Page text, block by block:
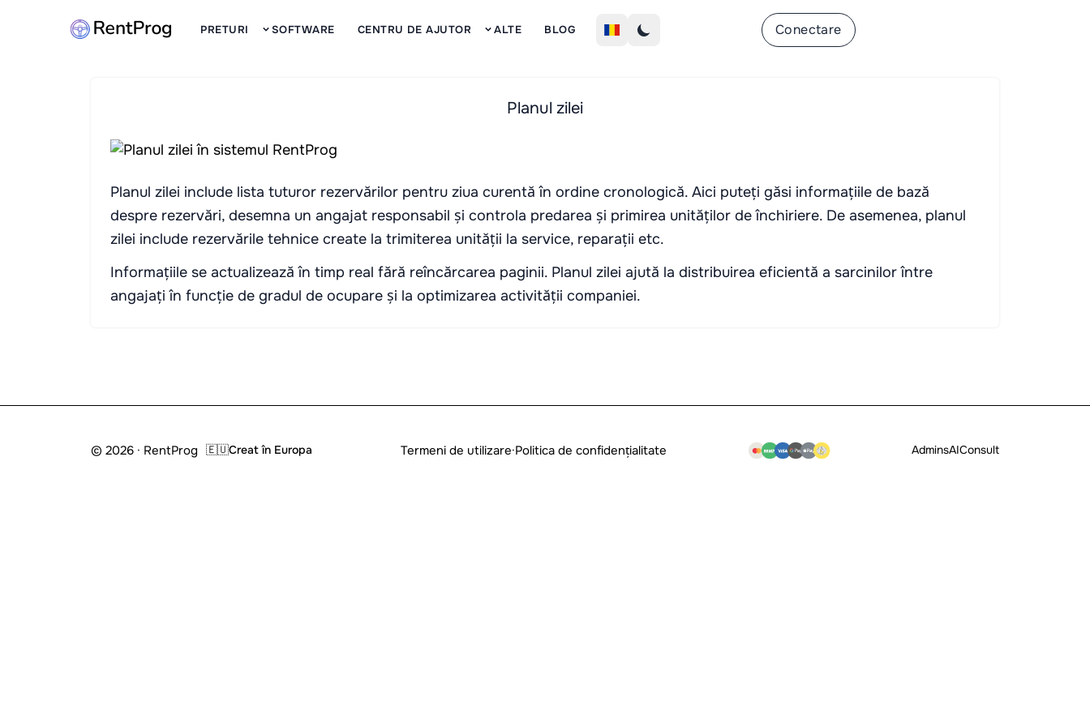
PRETURI SOFTWARE CENTRU DE AJUTOR ALTE BLOG Conectare
Planul zilei
Planul zilei include lista tuturor rezervărilor pentru ziua curentă în ordine cronologică. Aici puteți găsi informațiile de bază
despre rezervări, desemna un angajat responsabil și controla predarea și primirea unităților de închiriere. De asemenea, planul
zilei include rezervările tehnice create la trimiterea unității la service, reparații etc.
Informațiile se actualizează în timp real fără reîncărcarea paginii. Planul zilei ajută la distribuirea eficientă a sarcinilor între
angajați în funcție de gradul de ocupare și la optimizarea activității companiei.
© 2026 · RentProg 🇪🇺Creat în Europa Termeni de utilizare·Politica de confidențialitate AdminsAIConsult